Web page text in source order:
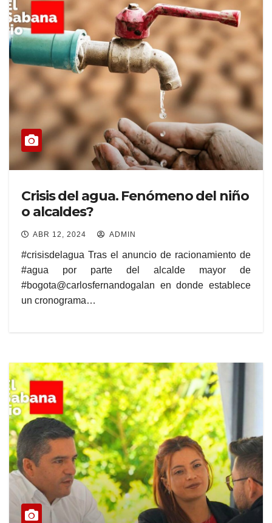
Crisis del agua. Fenómeno del niño
o alcaldes?
ABR 12, 2024 ADMIN
#crisisdelagua Tras el anuncio de racionamiento de
#agua por parte del alcalde mayor de
#bogota@carlosfernandogalan en donde establece
un cronograma…